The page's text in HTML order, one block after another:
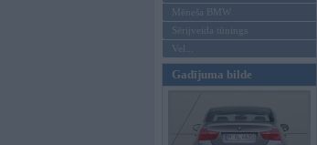
Mēneša BMW
Sērijveida tūnings
Vel...
Gadījuma bilde